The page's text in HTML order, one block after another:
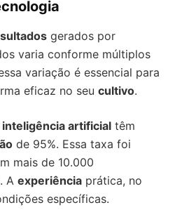
gerados por
varia conforme múltiplos
variação é essencial para
eficaz no seu cultivo.
inteligência artificial têm
de 95%. Essa taxa foi
mais de 10.000
A experiência prática, no
específicas.